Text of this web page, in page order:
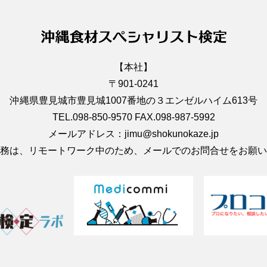
【本社】
〒901-0241
沖縄県豊見城市豊見城1007番地の３エンゼルハイム613号
TEL.098-850-9570 FAX.098-987-5992
メールアドレス：jimu@shokunokaze.jp
は、リモートワーク中のため、メールでのお問合せをお願